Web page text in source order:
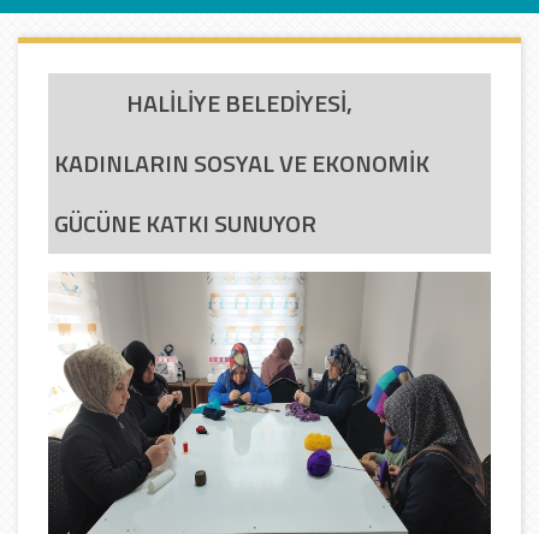
HALİLİYE BELEDİYESİ,
KADINLARIN SOSYAL VE EKONOMİK
GÜCÜNE KATKI SUNUYOR